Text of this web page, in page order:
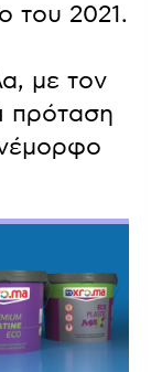
του 2021.
με τον
πρόταση